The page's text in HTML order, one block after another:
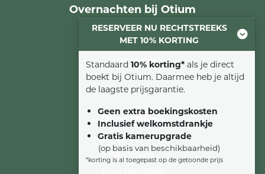
RESERVEER NU RECHTSTREEKS
MET 10% KORTING
Standaard 10% korting* als je direct
boekt bij Otium. Daarmee heb je altijd
de laagste prijsgarantie.
Geen extra boekingskosten
Inclusief welkomstdrankje
Gratis kamerupgrade
(op basis van beschikbaarheid)
*korting is al toegepast op de getoonde prijs
Overnachten bij Otium
Comfort kamer
Familiesuite
Luxe kamer
Suite
Over Otium
Veelgestelde vragen
Vacatures